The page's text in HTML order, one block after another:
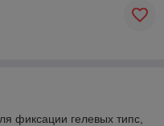
фиксации гелевых типс,